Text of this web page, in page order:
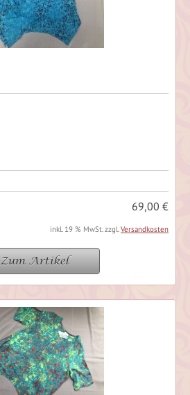
69,00 €
inkl. 19 % MwSt. zzgl.Versandkosten
Zum Artikel